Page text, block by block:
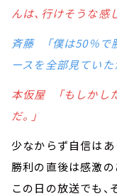
んは、行けそうな感
斉藤 「僕は50％で
ースを全部見ていた
本仮屋 「もしかし
だ。」
少なからず自信はあ
勝利の直後は感激
この日の放送でも